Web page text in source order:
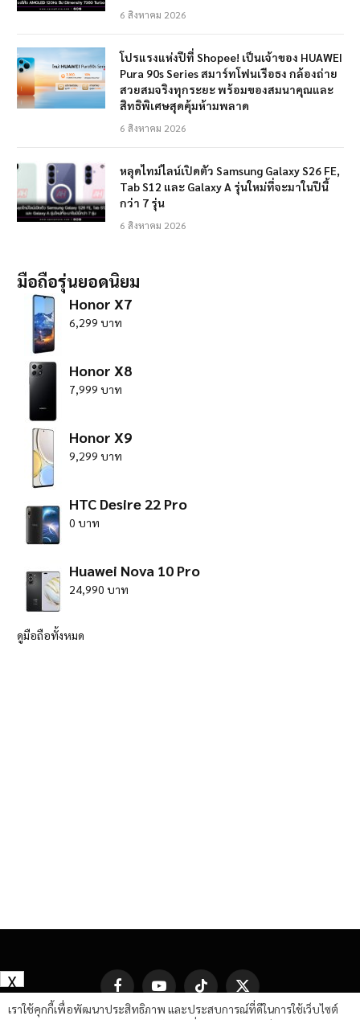
6 สิงหาคม 2026
โปรแรงแห่งปีที่ Shopee! เป็นเจ้าของ HUAWEI
Pura 90s Series สมาร์ทโฟนเรือธง กล้องถ่าย
สวยสมจริงทุกระยะ พร้อมของสมนาคุณและ
สิทธิพิเศษสุดคุ้มห้ามพลาด
6 สิงหาคม 2026
หลุดไทม์ไลน์เปิดตัว Samsung Galaxy S26 FE,
Tab S12 และ Galaxy A รุ่นใหม่ที่จะมาในปีนี้
กว่า 7 รุ่น
6 สิงหาคม 2026
มือถือรุ่นยอดนิยม
Honor X7
6,299 บาท
Honor X8
7,999 บาท
Honor X9
9,299 บาท
HTC Desire 22 Pro
0 บาท
Huawei Nova 10 Pro
24,990 บาท
ดูมือถือทั้งหมด
FacebookYouTube TikTok
X
(Twitter)
เราใช้คุกกี้เพื่อพัฒนาประสิทธิภาพ และประสบการณ์ที่ดีในการใช้เว็บไซต์
X